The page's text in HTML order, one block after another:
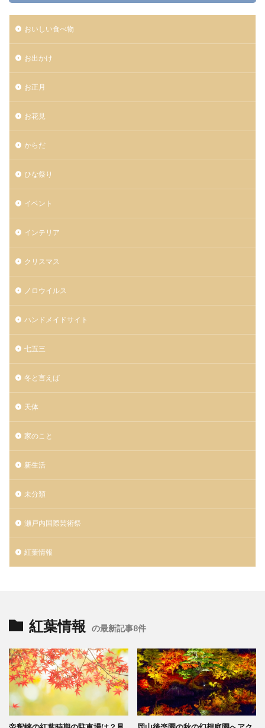
おいしい食べ物
お出かけ
お正月
お花見
からだ
ひな祭り
イベント
インテリア
クリスマス
ノロウイルス
ハンドメイドサイト
七五三
冬と言えば
天体
家のこと
新生活
未分類
瀬戸内国際芸術祭
紅葉情報
紅葉情報 の最新記事8件